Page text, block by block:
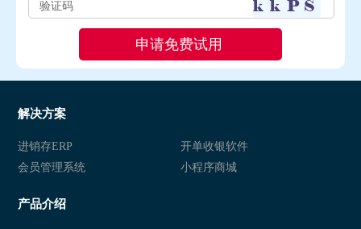
解决方案
进销存ERP
开单收银软件
会员管理系统
小程序商城
产品介绍